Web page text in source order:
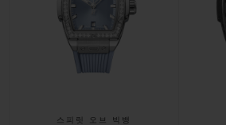
스피릿 오브 빅뱅